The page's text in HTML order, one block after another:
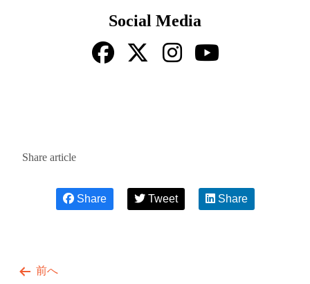
Social Media
Share article
Share Tweet Share
前へ